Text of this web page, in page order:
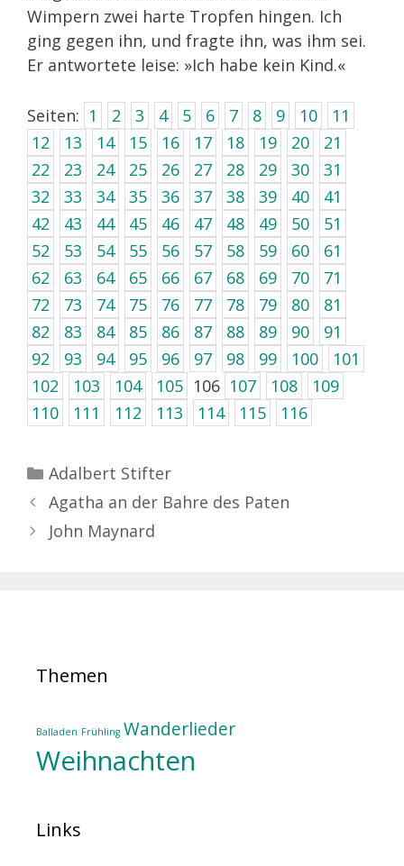
Wimpern zwei harte Tropfen hingen. Ich
ging gegen ihn, und fragte ihn, was ihm sei.
Er antwortete leise: »Ich habe kein Kind.«
Seiten: 1 2 3 4 5 6 7 8 9 10
11
12
13 14 15 16 17 18 19 20
21
22
23 24 25 26 27 28 29 30
31
32
33 34 35 36 37 38 39 40
41
42
43 44 45 46 47 48 49 50
51
52
53 54 55 56 57 58 59 60
61
62
63 64 65 66 67 68 69 70
71
72
73 74 75 76 77 78 79 80
81
82
83 84 85 86 87 88 89 90
91
92
93 94 95 96 97 98 99 100
101
102
103 104 105 106 107 108
109
110
111 112 113 114 115 116
Kategorien
Adalbert Stifter
Agatha an der Bahre des Paten
John Maynard
Themen
Balladen Frühling Wanderlieder
Weihnachten
Links